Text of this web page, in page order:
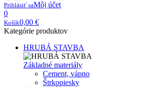
Prihlásiť saMôj účet
0
Košík0,00 €
Kategórie produktov
HRUBÁ STAVBA
Základné materiály
Cement, vápno
Štrkopiesky